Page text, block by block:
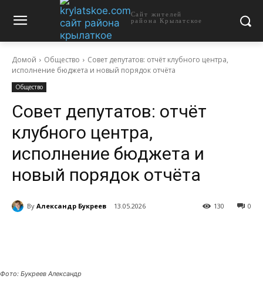
Сайт жителей
района Крылатское
Домой Общество
Совет депутатов: отчёт клубного центра,
исполнение бюджета и новый порядок отчёта
Общество
Совет депутатов: отчёт
клубного центра,
исполнение бюджета и
новый порядок отчёта
By Александр Букреев 13.05.2026 0
130
Фото: Букреев Александр